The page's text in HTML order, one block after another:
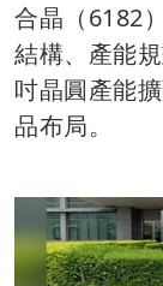
合晶（6182
結構、產能
吋晶圓產能
品布局。